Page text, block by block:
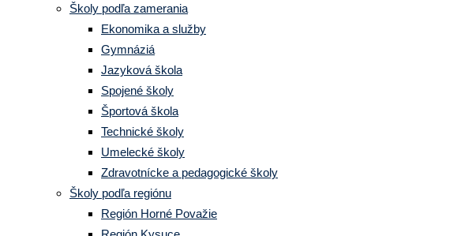
Školy podľa zamerania
Ekonomika a služby
Gymnáziá
Jazyková škola
Spojené školy
Športová škola
Technické školy
Umelecké školy
Zdravotnícke a pedagogické školy
Školy podľa regiónu
Región Horné Považie